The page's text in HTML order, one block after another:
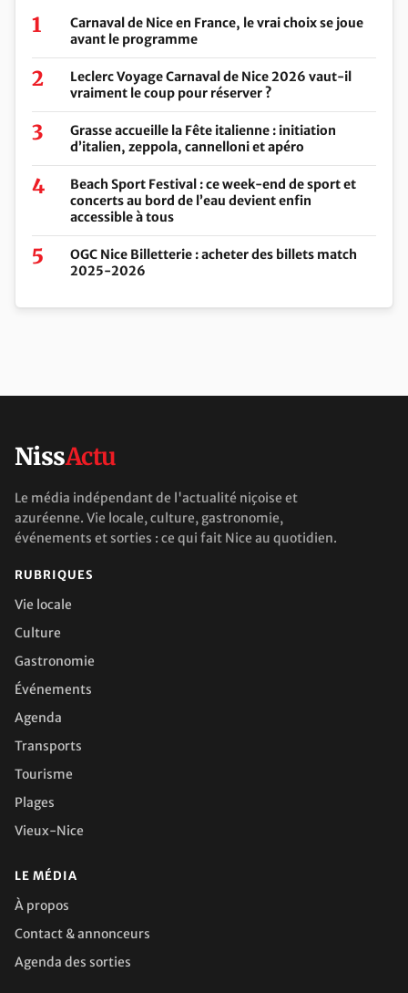
Carnaval de Nice en France, le vrai choix se joue
avant le programme
Leclerc Voyage Carnaval de Nice 2026 vaut-il
vraiment le coup pour réserver ?
Grasse accueille la Fête italienne : initiation
d’italien, zeppola, cannelloni et apéro
Beach Sport Festival : ce week-end de sport et
concerts au bord de l’eau devient enfin
accessible à tous
OGC Nice Billetterie : acheter des billets match
2025-2026
NissActu
Le média indépendant de l'actualité niçoise et
azuréenne. Vie locale, culture, gastronomie,
événements et sorties : ce qui fait Nice au quotidien.
RUBRIQUES
Vie locale
Culture
Gastronomie
Événements
Agenda
Transports
Tourisme
Plages
Vieux-Nice
LE MÉDIA
À propos
Contact & annonceurs
Agenda des sorties